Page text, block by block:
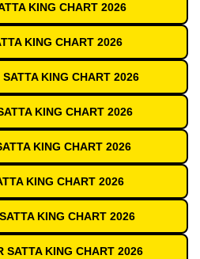
KING CHART 2026
KING CHART 2026
KING CHART 2026
KING CHART 2026
KING CHART 2026
KING CHART 2026
KING CHART 2026
SATTA KING CHART 2026